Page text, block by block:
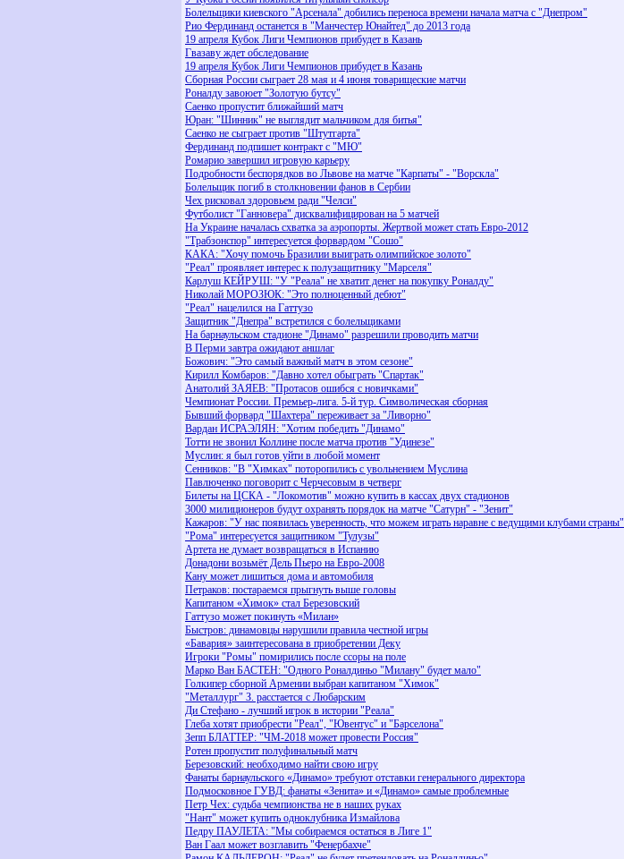
Болельщики киевского "Арсенала" добились переноса времени начала матча с "Днепром"
Рио Фердинанд останется в "Манчестер Юнайтед" до 2013 года
19 апреля Кубок Лиги Чемпионов прибудет в Казань
Гвазаву ждет обследование
19 апреля Кубок Лиги Чемпионов прибудет в Казань
Сборная России сыграет 28 мая и 4 июня товарищеские матчи
Роналду завоюет "Золотую бутсу"
Саенко пропустит ближайший матч
Юран: "Шинник" не выглядит мальчиком для битья"
Саенко не сыграет против "Штутгарта"
Фердинанд подпишет контракт с "МЮ"
Ромарио завершил игровую карьеру
Подробности беспорядков во Львове на матче "Карпаты" - "Ворскла"
Болельщик погиб в столкновении фанов в Сербии
Чех рисковал здоровьем ради "Челси"
Футболист "Ганновера" дисквалифицирован на 5 матчей
На Украине началась схватка за аэропорты. Жертвой может стать Евро-2012
"Трабзонспор" интерeсуется форвардом "Сошо"
КАКА: "Хочу помочь Бразилии выиграть олимпийское золото"
"Реал" проявляет интерес к полузащитнику "Марселя"
Карлуш КЕЙРУШ: "У "Реала" не хватит денег на покупку Роналду"
Николай МОРОЗЮК: "Это полноценный дебют"
"Реал" нацелился на Гаттузо
Защитник "Днепра" встретился с болельщиками
На барнаульском стадионе "Динамо" разрешили проводить матчи
В Перми завтра ожидают аншлаг
Божович: "Это самый важный матч в этом сезоне"
Кирилл Комбаров: "Давно хотел обыграть "Спартак"
Анатолий ЗАЯЕВ: "Протасов ошибся с новичками"
Чемпионат России. Премьер-лига. 5-й тур. Символическая сборная
Бывший форвард "Шахтера" переживает за "Ливорно"
Вардан ИСРАЭЛЯН: "Хотим победить "Динамо"
Тотти не звонил Коллине после матча против "Удинезе"
Муслин: я был готов уйти в любой момент
Сенников: "В "Химках" поторопились с увольнением Муслина
Павлюченко поговорит с Черчесовым в четверг
Билеты на ЦСКА - "Локомотив" можно купить в кассах двух стадионов
3000 милиционеров будут охранять порядок на матче "Сатурн" - "Зенит"
Кажаров: "У нас появилась уверенность, что можем играть наравне с ведущими клубами страны"
"Рома" интересуется защитником "Тулузы"
Артета не думает возвращаться в Испанию
Донадони возьмёт Дель Пьеро на Евро-2008
Кану может лишиться дома и автомобиля
Петраков: постараемся прыгнуть выше головы
Капитаном «Химок» стал Березовский
Гаттузо может покинуть «Милан»
Быстров: динамовцы нарушили правила честной игры
«Бавария» заинтересована в приобретении Деку
Игроки "Ромы" помирились после ссоры на поле
Марко Ван БАСТЕН: "Одного Роналдиньо "Милану" будет мало"
Голкипер сборной Армении выбран капитаном "Химок"
"Металлург" З. расстается с Любарским
Ди Стефано - лучший игрок в истории "Реала"
Глеба хотят приобрести "Реал", "Ювентус" и "Барселона"
Зепп БЛАТТЕР: "ЧМ-2018 может провести Россия"
Ротен пропустит полуфинальный матч
Березовский: необходимо найти свою игру
Фанаты барнаульского «Динамо» требуют отставки генерального директора
Подмосковное ГУВД: фанаты «Зенита» и «Динамо» самые проблемные
Петр Чех: судьба чемпионства не в наших руках
"Нант" может купить одноклубника Измайлова
Педру ПАУЛЕТА: "Мы собираемся остаться в Лиге 1"
Ван Гаал может возглавить "Фенербахче"